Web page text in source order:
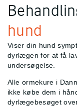
hund
Viser din hund
dyrlægen for at få
undersøgelse.
Alle ormekure i
ikke købe dem i
dyrlægebesøget